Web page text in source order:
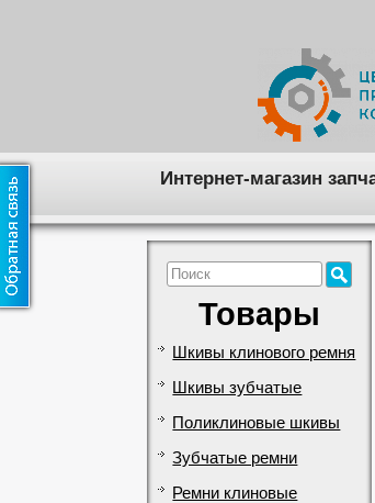
Интернет-магазин
Товары
Шкивы клинового ремня
Шкивы зубчатые
Поликлиновые шкивы
Зубчатые ремни
Ремни клиновые